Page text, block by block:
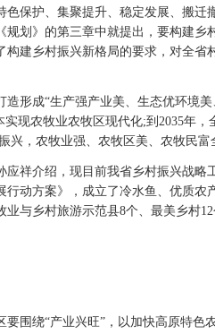
保护、集聚提升、稳定发展、搬迁
划》的第三章中就提出，要构建乡
构建乡村振兴新格局的要求，对全省
成“生产强产业美、生态优环境美
实现农牧业农牧区现代化;到2035年
兴，农牧业强、农牧区美、农牧民富
介绍，现目前我省乡村振兴战略
行动方案》，成立了冷水鱼、优质农
业与乡村旅游示范县8个、最美乡村
绕“产业兴旺”，以加快高原特色